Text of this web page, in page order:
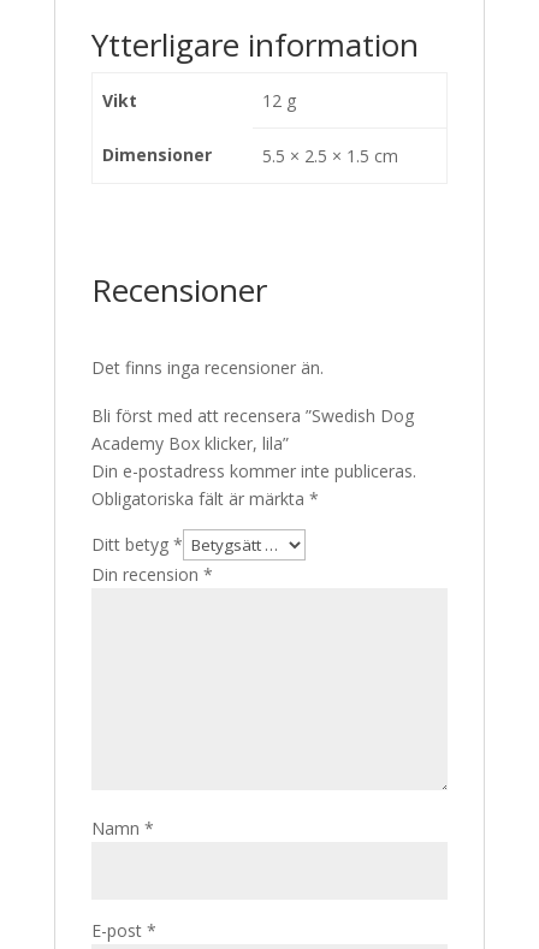
Ytterligare information
Vikt 12 g
Dimensioner 5.5 × 2.5 × 1.5 cm
Recensioner
Det finns inga recensioner än.
Bli först med att recensera ”Swedish Dog
Academy Box klicker, lila”
Din e-postadress kommer inte publiceras.
Obligatoriska fält är märkta *
Ditt betyg *
Din recension *
Namn *
E-post *